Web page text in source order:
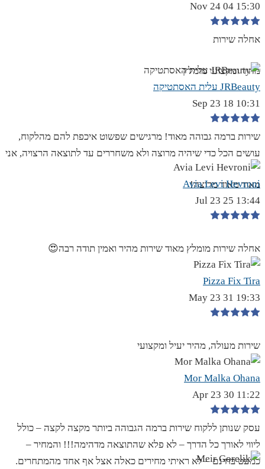
15:30 04 Nov 24
אחלה שירות
מהיר ומקצועי מומלץ
JRBeauty עלית האסתטיקה
10:31 18 Sep 23
שירות ברמה גבוהה מאוד! מרגישים שפשוט איכפת להם מהלקוח,
עושים הכל כדי שיהיה מרוצה ולא משחררים עד לתוצאה הרצויה, אני
מאוד מאוד מרוצה!
Avia Levi Hevroni
13:44 25 Jul 23
אחלה שירות מומלץ מאוד שירות מהיר ואמין תודה רבה😍
Pizza Fix Tira
19:33 31 May 23
שירות מעולה, מהיר יעיל ומקצועי
Mor Malka Ohana
11:22 30 Apr 23
עסק שנותן ללקוח שירות ברמה הגבוהה ביותר מקצה לקצה – כולל
ליווי לאורך כל הדרך – לא פלא שהתוצאה מדהימה!!! והמחיר –
כמעט בחינם – לא ראיתי מחירים כאלה אצל אף אחד מהמתחרים.